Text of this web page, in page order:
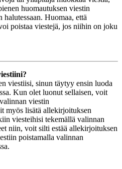
huomautuksen viestin
Huomaa, että
poistaa viestejä, jos niihin on joku
viestiisi, sinun täytyy ensin luoda
Kun olet luonut sellaisen, voit
viestin
myös lisätä allekirjoituksen
viesteihisi tekemällä valinnan
niin, voit silti estää allekirjoituksen
poistamalla valinnan